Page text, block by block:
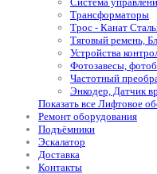
Трансформаторы
Трос - Канат
Тяговый ремень,
Устройства
Фотозавесы,
Частотный
Энкодер, Датчик
Показать все Лифтовое
Ремонт оборудования
Подъёмники
Эскалатор
Доставка
Контакты